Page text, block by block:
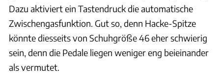
Dazu aktiviert ein Tastendruck die automatische
Zwischengasfunktion. Gut so, denn Hacke-Spitze
könnte diesseits von Schuhgröße 46 eher schwierig
sein, denn die Pedale liegen weniger eng beieinander
als vermutet.